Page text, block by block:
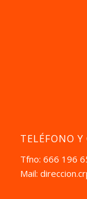
TELÉFONO Y
Tfno: 666 196
Mail: